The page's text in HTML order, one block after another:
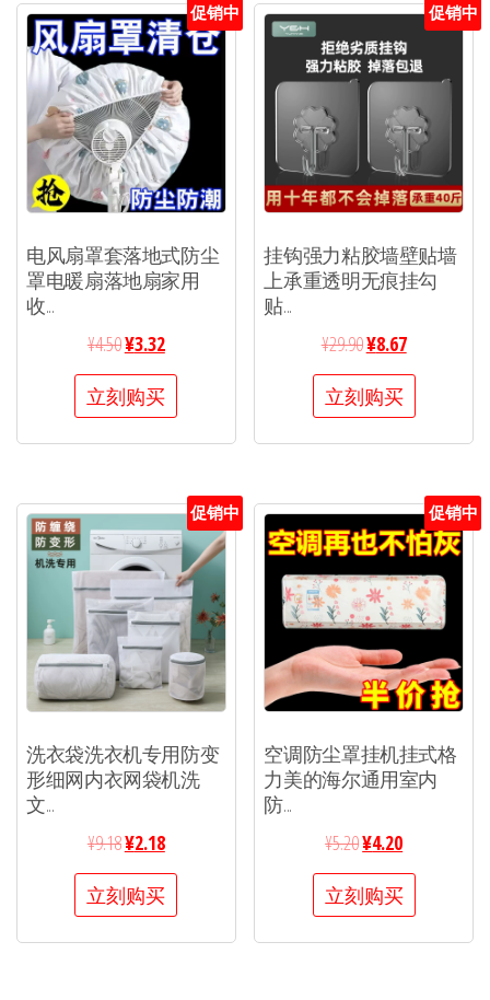
促销中
电风扇罩套落地式防尘
罩电暖扇落地扇家用
收...
¥4.50¥3.32
立刻购买
促销中
挂钩强力粘胶墙壁贴墙
上承重透明无痕挂勾
贴...
¥29.90¥8.67
立刻购买
促销中
洗衣袋洗衣机专用防变
形细网内衣网袋机洗
文...
¥9.18¥2.18
立刻购买
促销中
空调防尘罩挂机挂式格
力美的海尔通用室内
防...
¥5.20¥4.20
立刻购买